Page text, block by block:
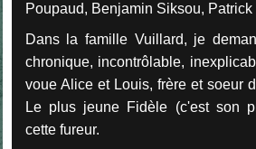
Poupaud, Benjamin Siksou, Patrick
Dans la famille Vuillard, je
chronique, incontrôlable,
voue Alice et Louis, frère et soeur
Le plus jeune Fidèle (c'est son
cette fureur.